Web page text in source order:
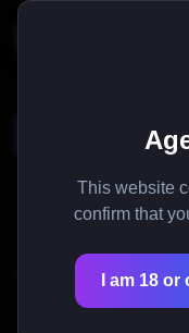
This website
confirm that
I am 18 or
Astut
ja Josa